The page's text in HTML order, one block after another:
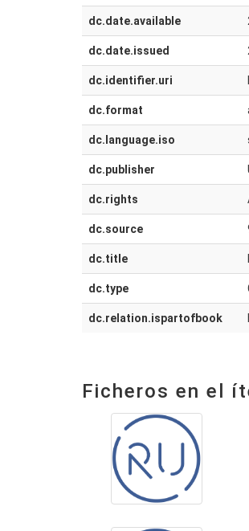
dc.date.available
dc.date.issued
dc.identifier.uri
dc.format
dc.language.iso
dc.publisher
dc.rights
dc.source
dc.title
dc.type
dc.relation.ispartofbook
Ficheros en el